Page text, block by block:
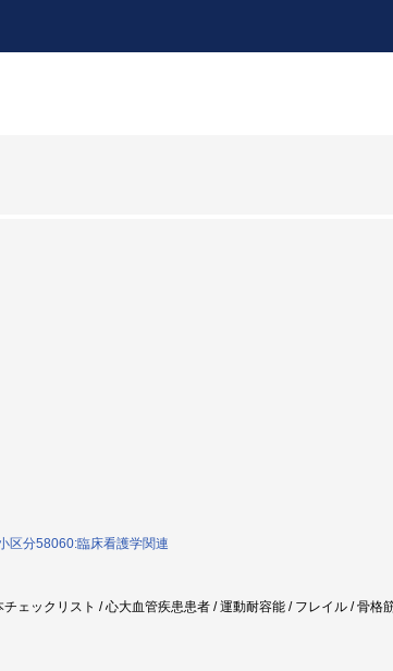
区分58060:臨床看護学関連
ェックリスト / 心大血管疾患患者 / 運動耐容能 / フレイル / 骨格